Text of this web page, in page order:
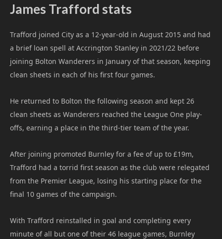
James Trafford stats
Trafford joined City as a 12-year-old in August 2015 and had
a brief loan spell at Accrington Stanley in 2021/22 before
joining Bolton Wanderers in January of that season, keeping
clean sheets in each of his first four games.
He returned to Bolton the following season and kept 26
clean sheets as Wanderers reached the League One play-
offs, earning a place in the third-tier team of the year.
After joining promoted Burnley for a fee of up to £19m,
Trafford had a torrid first season as the club were relegated
from the Premier League, losing his starting place for the
final 10 games of the campaign.
With Trafford reinstalled in goal and completing every
minute of all but one of their 46 league games, Burnley